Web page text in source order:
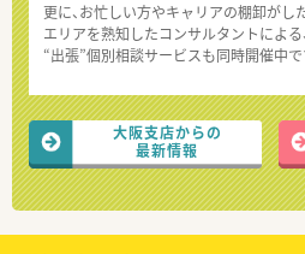
更に、お忙しい方やキャリアの棚卸がし
エリアを熟知したコンサルタントによる
“出張”個別相談サービスも同時開催中で
大阪支店からの
最新情報